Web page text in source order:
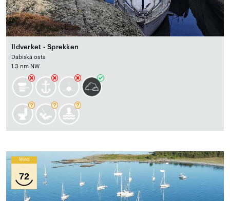
Ildverket - Sprekken
Dabiskā osta
1.3 nm NW
Wind
72